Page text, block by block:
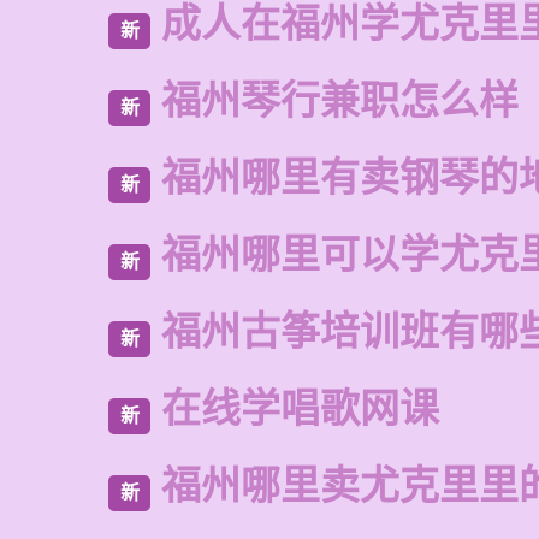
新 成人在福州学尤克里
新 福州琴行兼职怎么样
新 福州哪里有卖钢琴的
新 福州哪里可以学尤克
新 福州古筝培训班有哪
新 在线学唱歌网课
新 福州哪里卖尤克里里